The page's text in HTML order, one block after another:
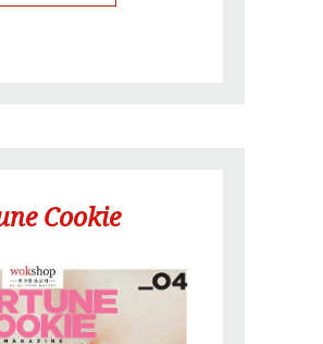
Cookie